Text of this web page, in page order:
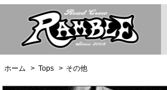
ホーム > Tops > その他